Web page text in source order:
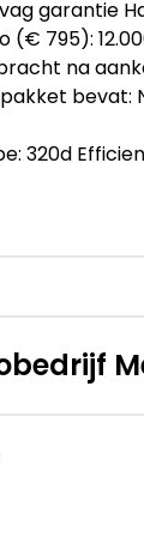
garantie
(€ 795):
na
bevat:
320d
320d